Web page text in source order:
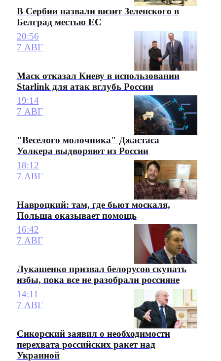
В Сербии назвали визит Зеленского в
Белград местью ЕС
20:56
7 АВГ
Маск отказал Киеву в использовании
Starlink для атак вглубь России
19:14
7 АВГ
"Веселого молочника" Джастаса
Уолкера выдворяют из России
18:12
7 АВГ
Навроцкий: там, где бьют москаля,
Польша оказывает помощь
16:42
7 АВГ
Лукашенко призвал белорусов скупать
избы, пока все не разобрали россияне
14:11
7 АВГ
Сикорский заявил о необходимости
перехвата российских ракет над
Украиной